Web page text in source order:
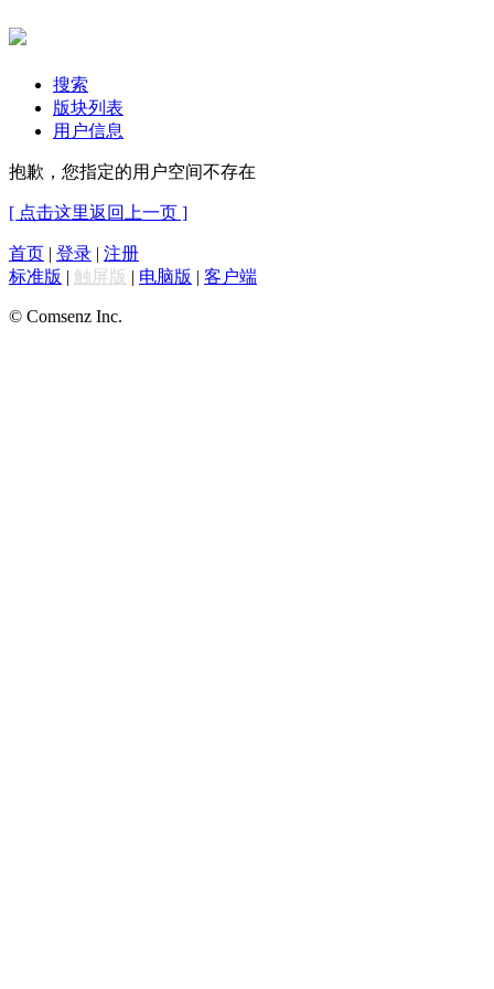
搜索
版块列表
用户信息
抱歉，您指定的用户空间不存在
[ 点击这里返回上一页 ]
首页 | 登录 | 注册
标准版 | 触屏版 | 电脑版 | 客户端
© Comsenz Inc.